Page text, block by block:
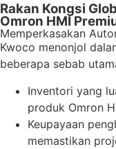
Rakan Kongsi
Omron HMI
Memperkasakan
Kwoco menonjol
beberapa sebab
Inventori yang
produk Omron
Keupayaan
memastikan